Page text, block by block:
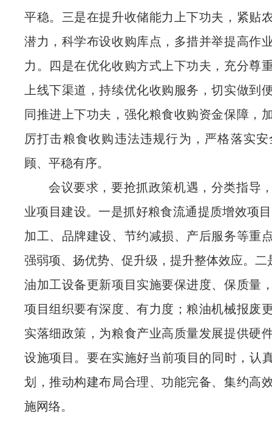
平稳。三是在提升收储能力上下功夫，紧贴
潜力，科学布设收购库点，多措并举提高作
力。四是在优化收购方式上下功夫，充分尊
上线下渠道，持续优化收购服务，切实做到
同推进上下功夫，强化粮食收购资金保障，
厉打击粮食收购违法违规行为，严格落实
顾、平稳有序。
会议要求，要抢抓政策机遇，分类指导
业项目建设。一是抓好粮食流通提质增效项
加工、品牌建设、节约减损、产后服务等重
强弱项、扬优势、促升级，提升整体效应。二
油加工设备更新项目实施要保进度、保质量
项目组织要有深度、有力度；粮油机械报废
实落细政策，为粮食产业高质量发展提供硬
设施项目。要在实施好当前项目的同时，认
划，推动构建布局合理、功能完备、集约高
施网络。